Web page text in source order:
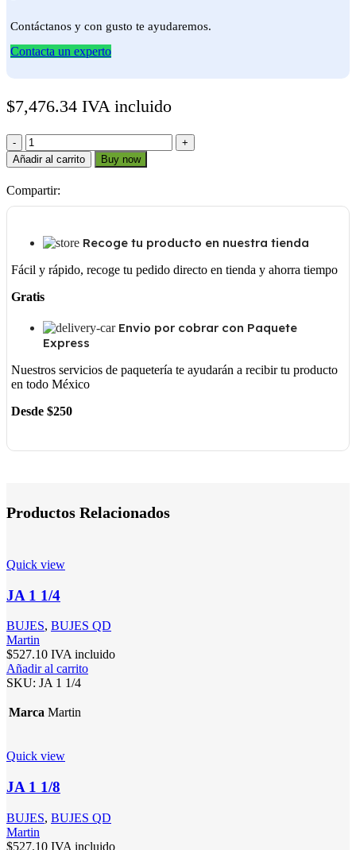
Contáctanos y con gusto te ayudaremos.
Contacta un experto
$7,476.34 IVA incluido
2
3/8
cantidad
Añadir al carrito Buy now
Compartir:
Recoge tu producto en nuestra tienda
Fácil y rápido, recoge tu pedido directo en tienda y ahorra tiempo
Gratis
Envio por cobrar con Paquete
Express
Nuestros servicios de paquetería te ayudarán a recibir tu producto
en todo México
Desde $250
Productos Relacionados
Quick view
JA 1 1/4
BUJES, BUJES QD
Martin
$527.10 IVA incluido
Añadir al carrito
SKU: JA 1 1/4
Marca Martin
Quick view
JA 1 1/8
BUJES, BUJES QD
Martin
$527.10 IVA incluido